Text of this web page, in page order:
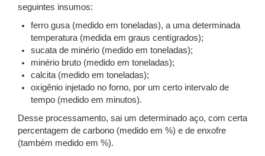
seguintes insumos:
ferro gusa (medido em toneladas), a uma determinada
temperatura (medida em graus centígrados);
sucata de minério (medido em toneladas);
minério bruto (medido em toneladas);
calcita (medido em toneladas);
oxigênio injetado no forno, por um certo intervalo de
tempo (medido em minutos).
Desse processamento, sai um determinado aço, com certa
percentagem de carbono (medido em %) e de enxofre
(também medido em %).